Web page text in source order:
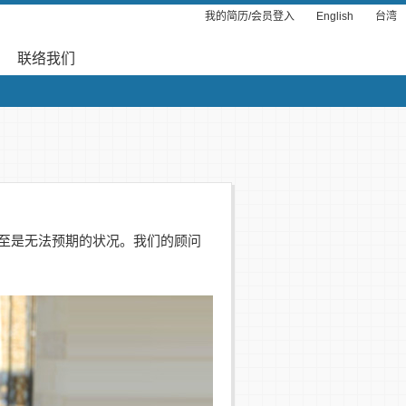
我的简历/会员登入 English 台湾
联络我们
是无法预期的状况。我们的顾问